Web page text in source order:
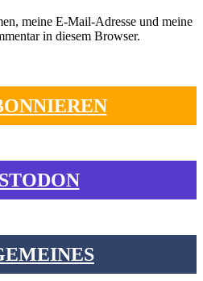
meine E-Mail-Adresse und meine
in diesem Browser.